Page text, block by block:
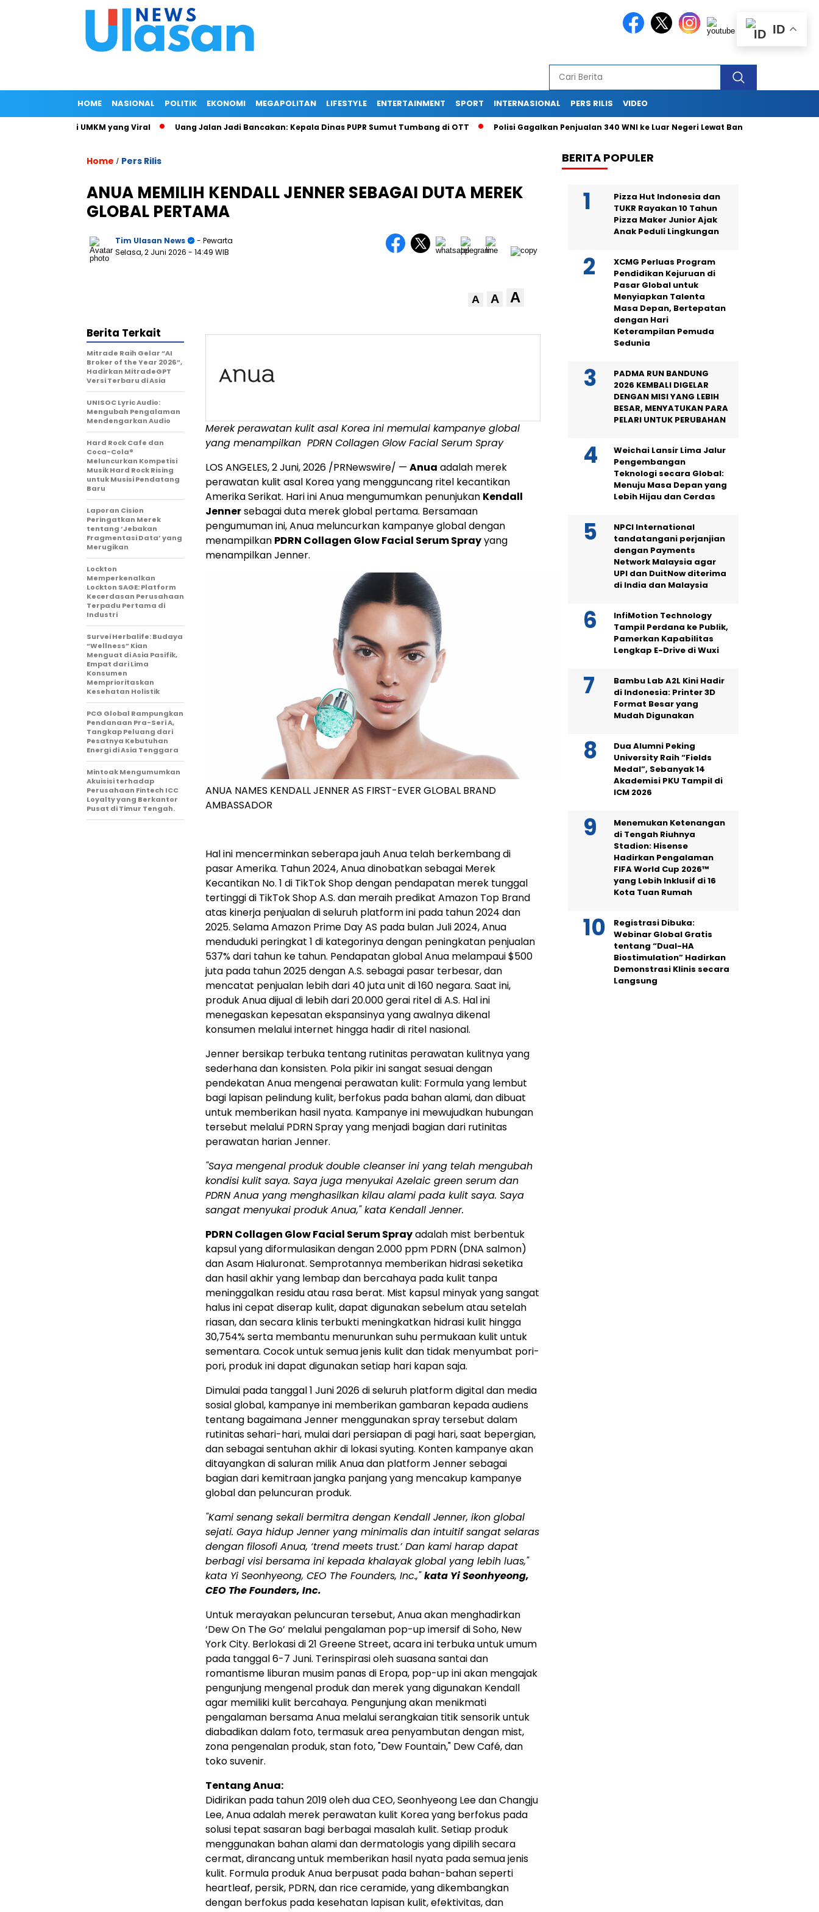
HOME NASIONAL POLITIK EKONOMI MEGAPOLITAN LIFESTYLE ENTERTAINMENT SPORT INTERNASIONAL PERS RILIS VIDEO
Menteri UMKM yang Viral Uang Jalan Jadi Bancakan: Kepala Dinas PUPR Sumut Tumbang di OTT Polisi Gagalkan Penjualan 340 WNI ke Luar Negeri Lewat Bandara Soetta
Home / Pers Rilis
ANUA MEMILIH KENDALL JENNER SEBAGAI DUTA MEREK
GLOBAL PERTAMA
Tim Ulasan News
- Pewarta
Selasa, 2 Juni 2026 - 14:49 WIB
A A A
Merek perawatan kulit asal Korea ini memulai kampanye global
yang menampilkan PDRN Collagen Glow Facial Serum Spray
LOS ANGELES,2 Juni, 2026 /PRNewswire/ — Anua adalah merek
perawatan kulit asal Korea yang mengguncang ritel kecantikan
Amerika Serikat. Hari ini Anua mengumumkan penunjukan Kendall
Jennersebagai duta merek global pertama. Bersamaan
pengumuman ini, Anua meluncurkan kampanye global dengan
menampilkan PDRN Collagen Glow Facial Serum Sprayyang
menampilkan Jenner.
ANUA NAMES KENDALL JENNER AS FIRST-EVER GLOBAL BRAND
AMBASSADOR
Hal ini mencerminkan seberapa jauh Anua telah berkembang di
pasar Amerika. Tahun 2024, Anua dinobatkan sebagai Merek
Kecantikan No. 1 di TikTok Shop dengan pendapatan merek tunggal
tertinggi di TikTok Shop A.S. dan meraih predikat Amazon Top Brand
atas kinerja penjualan di seluruh platform ini pada tahun 2024 dan
2025. Selama Amazon Prime Day AS pada bulan Juli 2024, Anua
menduduki peringkat 1 di kategorinya dengan peningkatan penjualan
537% dari tahun ke tahun. Pendapatan global Anua melampaui $500
juta pada tahun 2025 dengan A.S. sebagai pasar terbesar, dan
mencatat penjualan lebih dari 40 juta unit di 160 negara. Saat ini,
produk Anua dijual di lebih dari 20.000 gerai ritel di A.S. Hal ini
menegaskan kepesatan ekspansinya yang awalnya dikenal
konsumen melalui internet hingga hadir di ritel nasional.
Jenner bersikap terbuka tentang rutinitas perawatan kulitnya yang
sederhana dan konsisten. Pola pikir ini sangat sesuai dengan
pendekatan Anua mengenai perawatan kulit: Formula yang lembut
bagi lapisan pelindung kulit, berfokus pada bahan alami, dan dibuat
untuk memberikan hasil nyata. Kampanye ini mewujudkan hubungan
tersebut melalui PDRN Spray yang menjadi bagian dari rutinitas
perawatan harian Jenner.
"Saya mengenal produk double cleanser ini yang telah mengubah
kondisi kulit saya. Saya juga menyukai Azelaic green serum dan
PDRN Anua yang menghasilkan kilau alami pada kulit saya. Saya
sangat menyukai produk Anua,"kata Kendall Jenner.
PDRN Collagen Glow Facial Serum Sprayadalah mist berbentuk
kapsul yang diformulasikan dengan 2.000 ppm PDRN (DNA salmon)
dan Asam Hialuronat. Semprotannya memberikan hidrasi seketika
dan hasil akhir yang lembap dan bercahaya pada kulit tanpa
meninggalkan residu atau rasa berat. Mist kapsul minyak yang sangat
halus ini cepat diserap kulit, dapat digunakan sebelum atau setelah
riasan, dan secara klinis terbukti meningkatkan hidrasi kulit hingga
30,754% serta membantu menurunkan suhu permukaan kulit untuk
sementara. Cocok untuk semua jenis kulit dan tidak menyumbat pori-
pori, produk ini dapat digunakan setiap hari kapan saja.
Dimulai pada tanggal 1 Juni 2026 di seluruh platform digital dan media
sosial global, kampanye ini memberikan gambaran kepada audiens
tentang bagaimana Jenner menggunakan spray tersebut dalam
rutinitas sehari-hari, mulai dari persiapan di pagi hari, saat bepergian,
dan sebagai sentuhan akhir di lokasi syuting. Konten kampanye akan
ditayangkan di saluran milik Anua dan platform Jenner sebagai
bagian dari kemitraan jangka panjang yang mencakup kampanye
global dan peluncuran produk.
"Kami senang sekali bermitra dengan Kendall Jenner, ikon global
sejati. Gaya hidup Jenner yang minimalis dan intuitif sangat selaras
dengan filosofi Anua, ‘trend meets trust.’ Dan kami harap dapat
berbagi visi bersama ini kepada khalayak global yang lebih luas,"
kata Yi Seonhyeong, CEO The Founders, Inc.,"kata Yi Seonhyeong,
CEO The Founders, Inc.
Untuk merayakan peluncuran tersebut, Anua akan menghadirkan
‘Dew On The Go’ melalui pengalaman pop-up imersif di Soho, New
York City. Berlokasi di 21 Greene Street, acara ini terbuka untuk umum
pada tanggal 6-7 Juni. Terinspirasi oleh suasana santai dan
romantisme liburan musim panas di Eropa, pop-up ini akan mengajak
pengunjung mengenal produk dan merek yang digunakan Kendall
agar memiliki kulit bercahaya. Pengunjung akan menikmati
pengalaman bersama Anua melalui serangkaian titik sensorik untuk
diabadikan dalam foto, termasuk area penyambutan dengan mist,
zona pengenalan produk, stan foto, "Dew Fountain," Dew Café, dan
toko suvenir.
Tentang Anua:
Didirikan pada tahun 2019 oleh dua CEO, Seonhyeong Lee dan Changju
Lee, Anua adalah merek perawatan kulit Korea yang berfokus pada
solusi tepat sasaran bagi berbagai masalah kulit. Setiap produk
menggunakan bahan alami dan dermatologis yang dipilih secara
cermat, dirancang untuk memberikan hasil nyata pada semua jenis
kulit. Formula produk Anua berpusat pada bahan-bahan seperti
heartleaf, persik, PDRN, dan rice ceramide, yang dikembangkan
dengan berfokus pada kesehatan lapisan kulit, efektivitas, dan
Berita Terkait
Mitrade Raih Gelar “AI
Broker of the Year 2026”,
Hadirkan MitradeGPT
Versi Terbaru di Asia
UNISOC Lyric Audio:
Mengubah Pengalaman
Mendengarkan Audio
Hard Rock Cafe dan
Coca-Cola®
Meluncurkan Kompetisi
Musik Hard Rock Rising
untuk Musisi Pendatang
Baru
Laporan Cision
Peringatkan Merek
tentang ‘Jebakan
Fragmentasi Data’ yang
Merugikan
Lockton
Memperkenalkan
Lockton SAGE: Platform
Kecerdasan Perusahaan
Terpadu Pertama di
Industri
Survei Herbalife: Budaya
“Wellness” Kian
Menguat di Asia Pasifik,
Empat dari Lima
Konsumen
Memprioritaskan
Kesehatan Holistik
PCG Global Rampungkan
Pendanaan Pra-Seri A,
Tangkap Peluang dari
Pesatnya Kebutuhan
Energi di Asia Tenggara
Mintoak Mengumumkan
Akuisisi terhadap
Perusahaan Fintech ICC
Loyalty yang Berkantor
Pusat di Timur Tengah.
BERITA POPULER
Pizza Hut Indonesia dan
TUKR Rayakan 10 Tahun
Pizza Maker Junior Ajak
Anak Peduli Lingkungan
XCMG Perluas Program
Pendidikan Kejuruan di
Pasar Global untuk
Menyiapkan Talenta
Masa Depan, Bertepatan
dengan Hari
Keterampilan Pemuda
Sedunia
PADMA RUN BANDUNG
2026 KEMBALI DIGELAR
DENGAN MISI YANG LEBIH
BESAR, MENYATUKAN PARA
PELARI UNTUK PERUBAHAN
Weichai Lansir Lima Jalur
Pengembangan
Teknologi secara Global:
Menuju Masa Depan yang
Lebih Hijau dan Cerdas
NPCI International
tandatangani perjanjian
dengan Payments
Network Malaysia agar
UPI dan DuitNow diterima
di India dan Malaysia
InfiMotion Technology
Tampil Perdana ke Publik,
Pamerkan Kapabilitas
Lengkap E-Drive di Wuxi
Bambu Lab A2L Kini Hadir
di Indonesia: Printer 3D
Format Besar yang
Mudah Digunakan
Dua Alumni Peking
University Raih “Fields
Medal”, Sebanyak 14
Akademisi PKU Tampil di
ICM 2026
Menemukan Ketenangan
di Tengah Riuhnya
Stadion: Hisense
Hadirkan Pengalaman
FIFA World Cup 2026™
yang Lebih Inklusif di 16
Kota Tuan Rumah
Registrasi Dibuka:
Webinar Global Gratis
tentang “Dual-HA
Biostimulation” Hadirkan
Demonstrasi Klinis secara
Langsung
ID